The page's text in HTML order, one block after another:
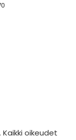
oikeudet